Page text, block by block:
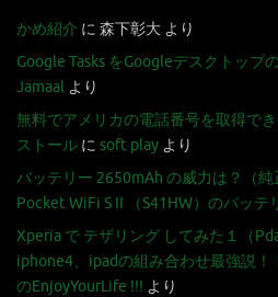
かめ紹介 に 森下彰大 より
Google Tasks をGoogleデスクトップ
Jamaal より
無料でアメリカの電話番号を取得で
ストール に soft play より
バッテリー 2650mAh の威力は？（純
Pocket WiFi S II （S41HW）のバッテ
Xperia で テザリング してみた１（
iphone4、ipadの組み合わせ最強説！
のEnjoyYourLife !!! より